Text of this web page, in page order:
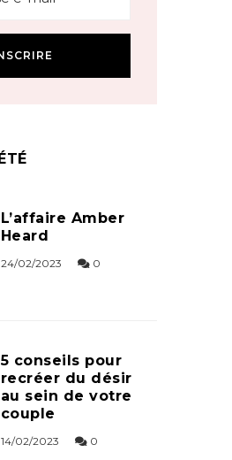
L’affaire Amber
Heard
24/02/2023 0
5 conseils pour
recréer du désir
au sein de votre
couple
14/02/2023 0